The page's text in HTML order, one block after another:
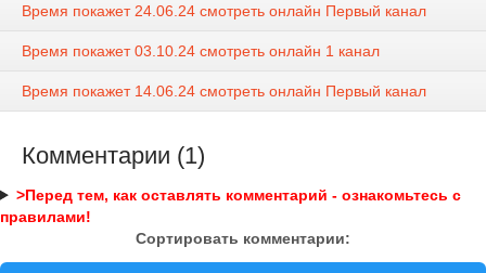
Время покажет 24.06.24 смотреть онлайн Первый канал
Время покажет 03.10.24 смотреть онлайн 1 канал
Время покажет 14.06.24 смотреть онлайн Первый канал
Комментарии (1)
>Перед тем, как оставлять комментарий - ознакомьтесь с
правилами!
Сортировать комментарии: